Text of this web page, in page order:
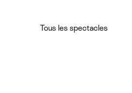
Tous les spectacles